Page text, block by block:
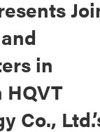
in
HQVT
Co.,